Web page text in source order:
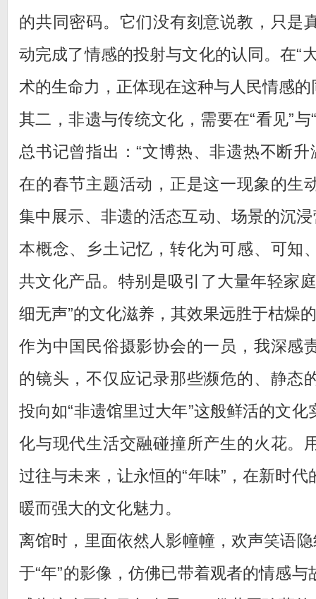
的共同密码。它们没有刻意说教，只是
动完成了情感的投射与文化的认同。在“
术的生命力，正体现在这种与人民情感
其二，非遗与传统文化，需要在“看见”
总书记曾指出：“文博热、非遗热不断升
在的春节主题活动，正是这一现象的生
集中展示、非遗的活态互动、场景的沉浸
本概念、乡土记忆，转化为可感、可知
共文化产品。特别是吸引了大量年轻家
细无声”的文化滋养，其效果远胜于枯燥
作为中国民俗摄影协会的一员，我深感
的镜头，不仅应记录那些濒危的、静态
投向如“非遗馆里过大年”这般鲜活的文
化与现代生活交融碰撞所产生的火花。
过往与未来，让永恒的“年味”，在新时
暖而强大的文化魅力。
离馆时，里面依然人影幢幢，欢声笑语
于“年”的影像，仿佛已带着观者的情感